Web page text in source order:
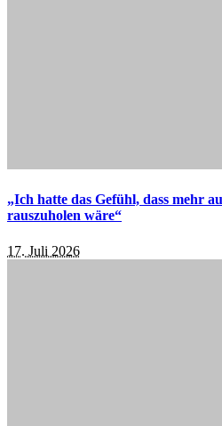
„Ich hatte das Gefühl, dass mehr
rauszuholen wäre“
17. Juli 2026